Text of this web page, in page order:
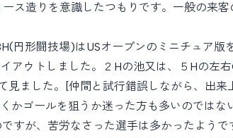
ス造りを意識したつもりです。一般の来
円形闘技場)はUSオープンのミニチュア版
ウトしました。２Hの池又は、５Hの左
ました。[仲間と試行錯誤しながら、出
ゴールを狙うか迷った方も多いのではな
すが、苦労なさった選手は多かったようで